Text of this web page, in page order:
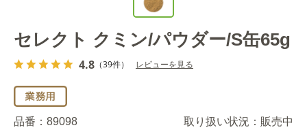
セレクト クミン/パウダー/S缶65g
4.8 （39件） レビューを見る
品番： 89098 取り扱い状況： 販売中